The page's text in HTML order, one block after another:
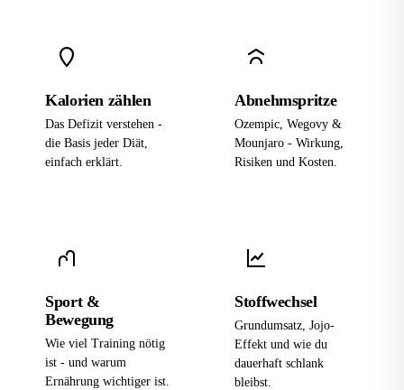
Kalorien zählen
Das Defizit verstehen -
die Basis jeder Diät,
einfach erklärt.
Abnehmspritze
Ozempic, Wegovy &
Mounjaro - Wirkung,
Risiken und Kosten.
Sport &
Bewegung
Wie viel Training nötig
ist - und warum
Ernährung wichtiger ist.
Stoffwechsel
Grundumsatz, Jojo-
Effekt und wie du
dauerhaft schlank
bleibst.